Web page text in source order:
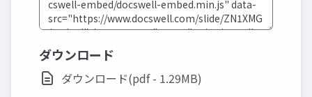
ダウンロード
ダウンロード(pdf - 1.29MB)